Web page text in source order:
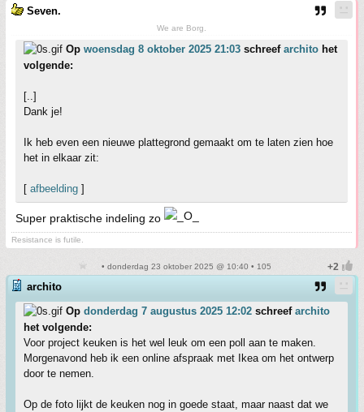
Seven.
We are Borg.
Op woensdag 8 oktober 2025 21:03 schreef archito het
volgende:
[..]
Dank je!
Ik heb even een nieuwe plattegrond gemaakt om te laten zien hoe
het in elkaar zit:
[ afbeelding ]
Super praktische indeling zo
Resistance is futile.
• donderdag 23 oktober 2025 @ 10:40 • 105
archito
Op donderdag 7 augustus 2025 12:02 schreef archito
het volgende:
Voor project keuken is het wel leuk om een poll aan te maken.
Morgenavond heb ik een online afspraak met Ikea om het ontwerp
door te nemen.
Op de foto lijkt de keuken nog in goede staat, maar naast dat we